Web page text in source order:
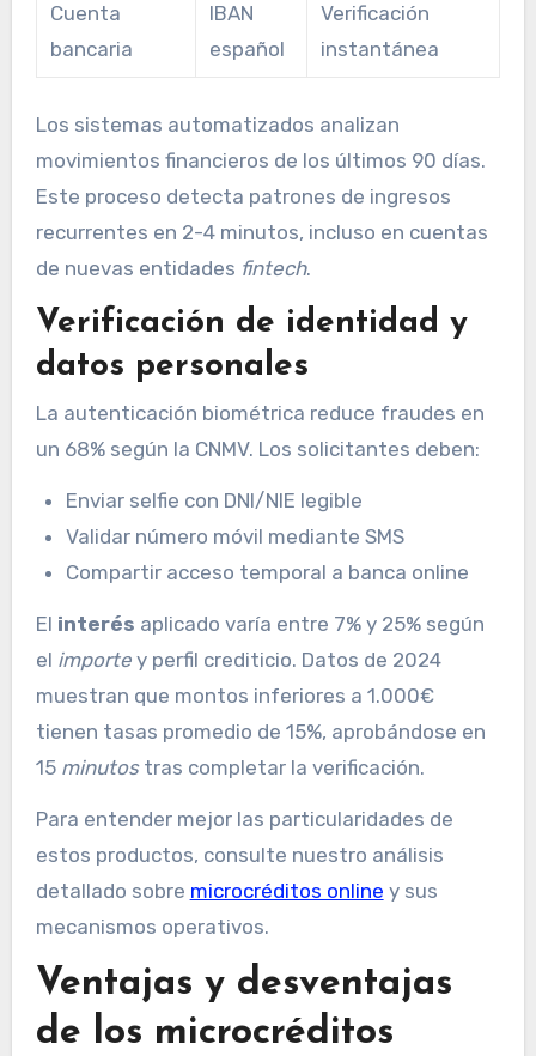
Cuenta
bancaria
IBAN
español
Verificación
instantánea
Los sistemas automatizados analizan
movimientos financieros de los últimos 90 días.
Este proceso detecta patrones de ingresos
recurrentes en 2-4 minutos, incluso en cuentas
de nuevas entidades fintech.
Verificación de identidad y
datos personales
La autenticación biométrica reduce fraudes en
un 68% según la CNMV. Los solicitantes deben:
Enviar selfie con DNI/NIE legible
Validar número móvil mediante SMS
Compartir acceso temporal a banca online
El interés aplicado varía entre 7% y 25% según
el importey perfil crediticio. Datos de 2024
muestran que montos inferiores a 1.000€
tienen tasas promedio de 15%, aprobándose en
15 minutostras completar la verificación.
Para entender mejor las particularidades de
estos productos, consulte nuestro análisis
detallado sobre microcréditos online y sus
mecanismos operativos.
Ventajas y desventajas
de los microcréditos